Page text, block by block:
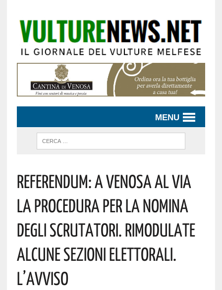
MENU
Referendum: A Venosa Al Via
La Procedura Per La Nomina
Degli Scrutatori. Rimodulate
Alcune Sezioni Elettorali.
L’avviso